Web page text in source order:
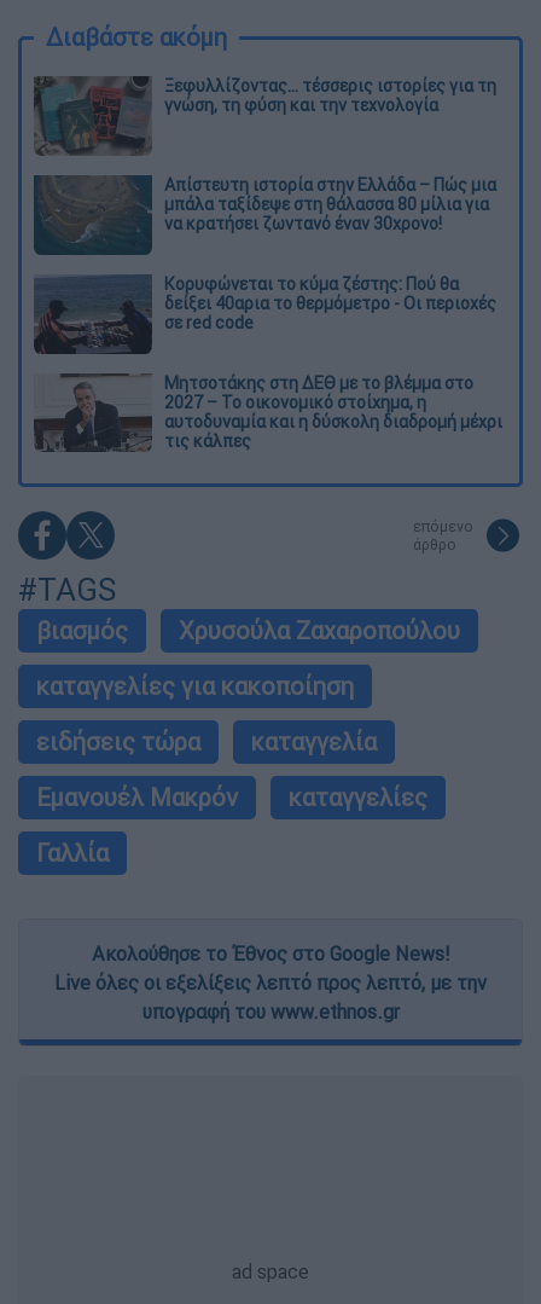
Διαβάστε ακόμη
Ξεφυλλίζοντας... τέσσερις ιστορίες για τη
γνώση, τη φύση και την τεχνολογία
Απίστευτη ιστορία στην Ελλάδα – Πώς μια
μπάλα ταξίδεψε στη θάλασσα 80 μίλια για
να κρατήσει ζωντανό έναν 30χρονο!
Κορυφώνεται το κύμα ζέστης: Πού θα
δείξει 40αρια το θερμόμετρο - Οι περιοχές
σε red code
Μητσοτάκης στη ΔΕΘ με το βλέμμα στο
2027 – Το οικονομικό στοίχημα, η
αυτοδυναμία και η δύσκολη διαδρομή μέχρι
τις κάλπες
επόμενο
άρθρο
#TAGS
βιασμός
Χρυσούλα Ζαχαροπούλου
καταγγελίες για κακοποίηση
ειδήσεις τώρα
καταγγελία
Εμανουέλ Μακρόν
καταγγελίες
Γαλλία
Ακολούθησε το Έθνος στο Google News!
Live όλες οι εξελίξεις λεπτό προς λεπτό, με την
υπογραφή του www.ethnos.gr